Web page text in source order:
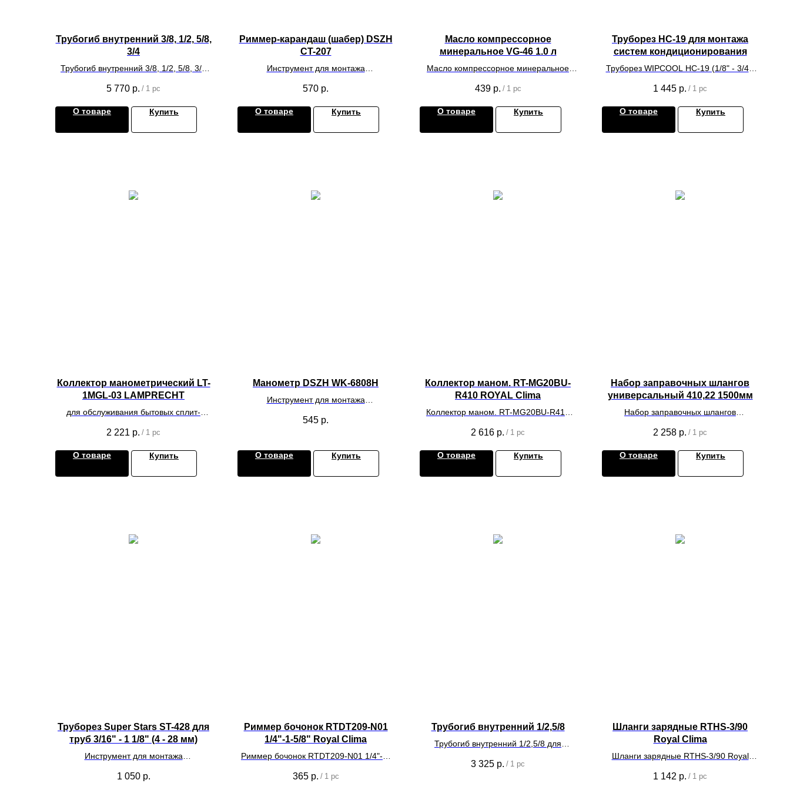
Трубогиб внутренний 3/8, 1/2, 5/8,
3/4
Трубогиб внутренний 3/8, 1/2, 5/8, 3/4
кондиционирования.
5 770 р. / 1 pc
О товаре Купить
Риммер-карандаш (шабер) DSZH
CT-207
Инструмент для монтажа
570 р.
О товаре Купить
Масло компрессорное
минеральное VG-46 1.0 л
Масло компрессорное минеральное
439 р. / 1 pc
О товаре Купить
Труборез НС-19 для монтажа
систем кондиционирования
Труборез WIPCOOL HC-19 (1/8" - 3/4")
1 445 р. / 1 pc
О товаре Купить
Коллектор манометрический LT-
1MGL-03 LAMPRECHT
для обслуживания бытовых сплит-
2 221 р. / 1 pc
О товаре Купить
Манометр DSZH WK-6808H
Инструмент для монтажа
545 р.
О товаре Купить
Коллектор маном. RT-MG20BU-
R410 ROYAL Clima
Коллектор маном. RT-MG20BU-R410
2 616 р. / 1 pc
О товаре Купить
Набор заправочных шлангов
универсальный 410,22 1500мм
Набор заправочных шлангов
монтажа системы кондиционирования.
2 258 р. / 1 pc
О товаре Купить
Труборез Super Stars ST-428 для
труб 3/16" - 1 1/8" (4 - 28 мм)
Инструмент для монтажа
1 050 р.
Риммер бочонок RTDT209-N01
1/4"-1-5/8" Royal Clima
Риммер бочонок RTDT209-N01 1/4"-1-
365 р. / 1 pc
Трубогиб внутренний 1/2,5/8
Трубогиб внутренний 1/2,5/8 для
3 325 р. / 1 pc
Шланги зарядные RTHS-3/90
Royal Clima
Шланги зарядные RTHS-3/90 Royal
1 142 р. / 1 pc